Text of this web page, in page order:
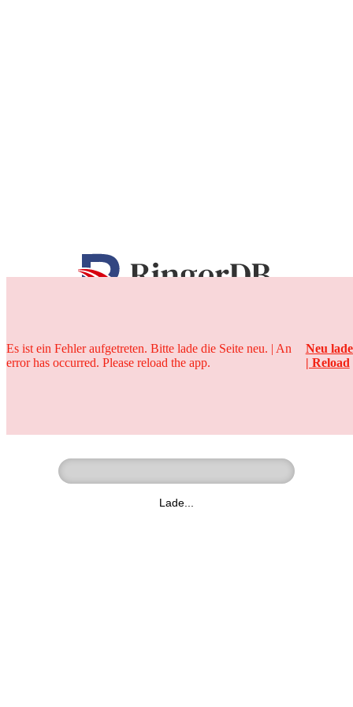
25 Jahre
Lade...
Es ist ein Fehler aufgetreten. Bitte lade die Seite neu. | An
error has occurred. Please reload the app.
Neu
| Reload